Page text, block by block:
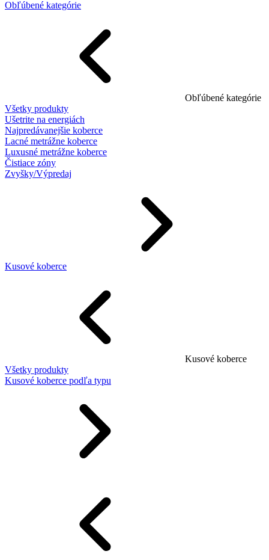
Obľúbené kategórie
Obľúbené kategórie
Všetky produkty
Ušetrite na energiách
Najpredávanejšie koberce
Lacné metrážne koberce
Luxusné metrážne koberce
Čistiace zóny
Zvyšky/Výpredaj
Kusové koberce
Kusové koberce
Všetky produkty
Kusové koberce podľa typu